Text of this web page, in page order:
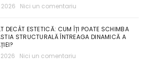
Nici un comentariu
DECÂT ESTETICĂ: CUM ÎȚI POATE SCHIMBA
STRUCTURALĂ ÎNTREAGA DINAMICĂ A
Nici un comentariu